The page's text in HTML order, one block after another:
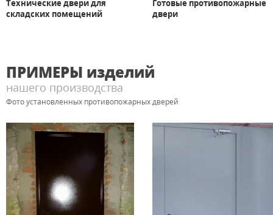
Технические двери для
складских помещений
Готовые противопожарные
двери
ПРИМЕРЫ изделий
нашего производства
Фото установленных противопожарных дверей